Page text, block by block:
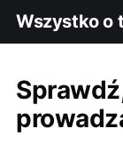
Wszystko o